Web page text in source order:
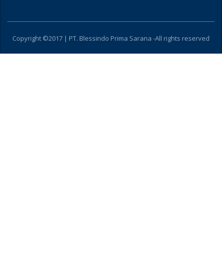
Copyright ©2017 | PT. Blessindo Prima Sarana -All rights reserved